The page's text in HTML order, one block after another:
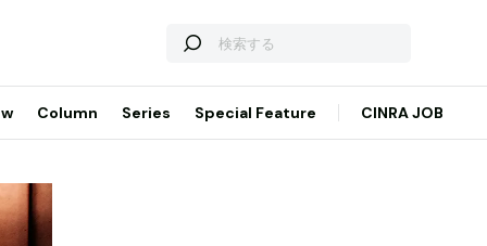
Column Series Special Feature CINRA JOB